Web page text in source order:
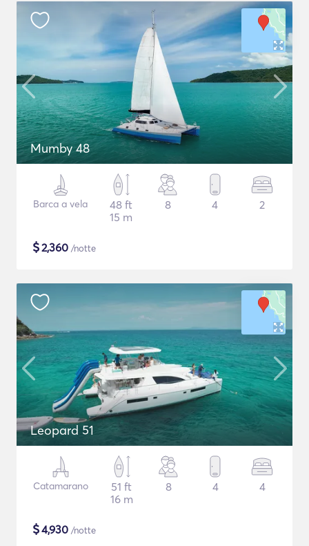
Mumby 48
Barca a vela
48 ft
15 m
8 4 2
$2,360 /notte
Leopard 51
Catamarano
51 ft
16 m
8 4 4
$4,930 /notte